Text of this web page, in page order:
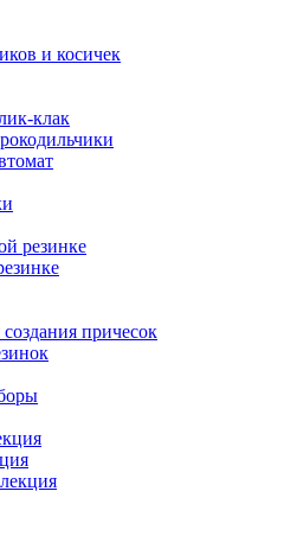
и косичек
клак
резинке
причесок